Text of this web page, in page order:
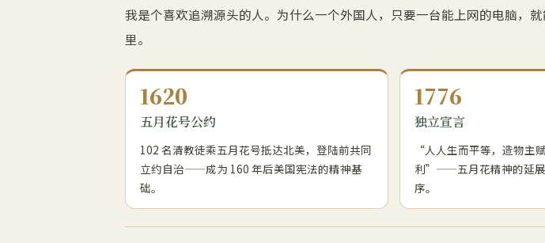
我是个喜欢追溯源头的人。为什么一个外国人，只要一台能上网的电脑，
里。
1620
五月花号公约
102 名清教徒乘五月花号抵达北美，登陆前共同
立约自治——成为 160 年后美国宪法的精神基
础。
1776
独立宣言
“人人生而平等，造物主
利”——五月花精神的延
序。